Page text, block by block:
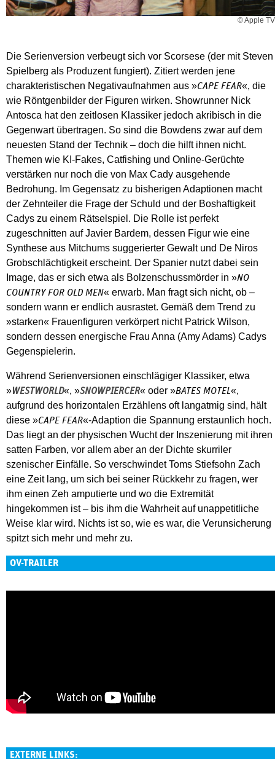
© Apple TV
Die Serienversion verbeugt sich vor Scorsese (der mit Steven
Spielberg als Produzent fungiert). Zitiert werden jene
charakteristischen Negativaufnahmen aus »CAPE FEAR«, die
wie Röntgenbilder der Figuren wirken. Showrunner Nick
Antosca hat den zeitlosen Klassiker jedoch akribisch in die
Gegenwart übertragen. So sind die Bowdens zwar auf dem
neuesten Stand der Technik – doch die hilft ihnen nicht.
Themen wie KI-Fakes, Catfishing und Online-Gerüchte
verstärken nur noch die von Max Cady ausgehende
Bedrohung. Im Gegensatz zu bisherigen Adaptionen macht
der Zehnteiler die Frage der Schuld und der Boshaftigkeit
Cadys zu einem Rätselspiel. Die Rolle ist perfekt
zugeschnitten auf Javier Bardem, dessen Figur wie eine
Synthese aus Mitchums suggerierter Gewalt und De Niros
Grobschlächtigkeit erscheint. Der Spanier nutzt dabei sein
Image, das er sich etwa als Bolzenschussmörder in »NO
COUNTRY FOR OLD MEN« erwarb. Man fragt sich nicht, ob –
sondern wann er endlich ausrastet. Gemäß dem Trend zu
»starken« Frauenfiguren verkörpert nicht Patrick Wilson,
sondern dessen energische Frau Anna (Amy Adams) Cadys
Gegenspielerin.
Während Serienversionen einschlägiger Klassiker, etwa
» WESTWORLD«, »SNOWPIERCER« oder »BATES MOTEL«,
aufgrund des horizontalen Erzählens oft langatmig sind, hält
diese »CAPE FEAR«-Adaption die Spannung erstaunlich hoch.
Das liegt an der physischen Wucht der Inszenierung mit ihren
satten Farben, vor allem aber an der Dichte skurriler
szenischer Einfälle. So verschwindet Toms Stiefsohn Zach
eine Zeit lang, um sich bei seiner Rückkehr zu fragen, wer
ihm einen Zeh amputierte und wo die Extremität
hingekommen ist – bis ihm die Wahrheit auf unappetitliche
Weise klar wird. Nichts ist so, wie es war, die Verunsicherung
spitzt sich mehr und mehr zu.
OV-TRAILER
EXTERNE LINKS: